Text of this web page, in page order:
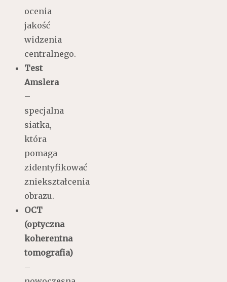
ocenia
jakość
widzenia
centralnego.
Test
Amslera
–
specjalna
siatka,
która
pomaga
zidentyfikować
zniekształcenia
obrazu.
OCT
(optyczna
koherentna
tomografia)
–